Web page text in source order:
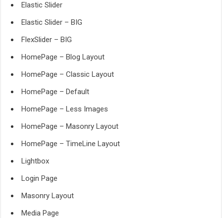
Elastic Slider
Elastic Slider – BIG
FlexSlider – BIG
HomePage – Blog Layout
HomePage – Classic Layout
HomePage – Default
HomePage – Less Images
HomePage – Masonry Layout
HomePage – TimeLine Layout
Lightbox
Login Page
Masonry Layout
Media Page